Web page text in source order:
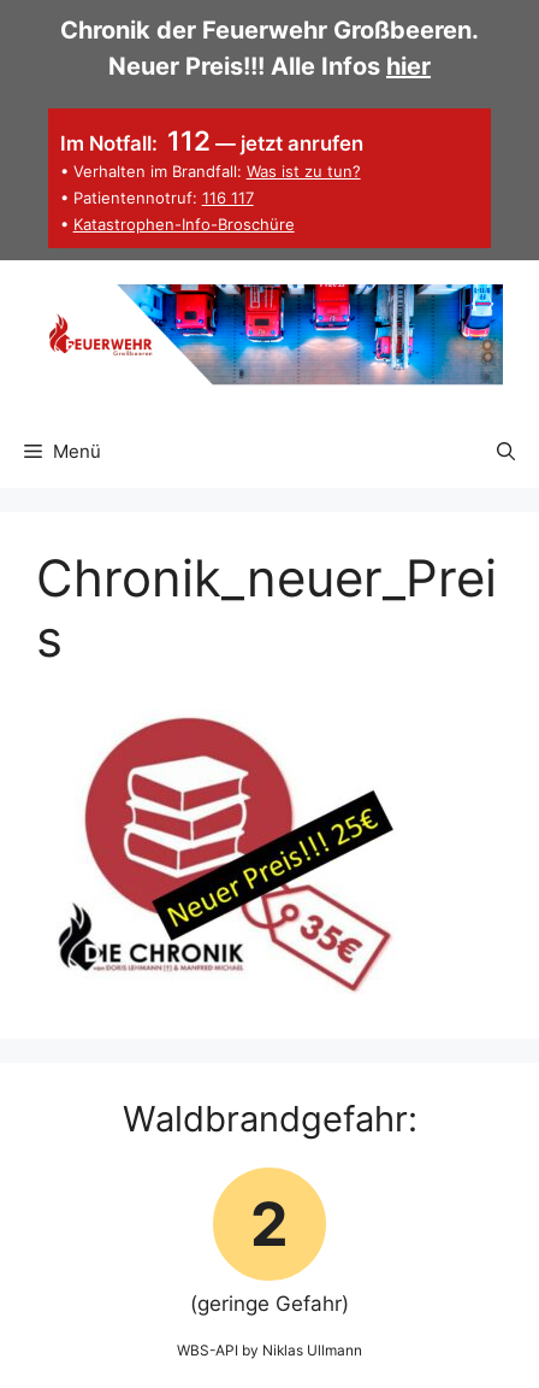
Chronik der Feuerwehr Großbeeren.
Neuer Preis!!! Alle Infos hier
Im Notfall: 112 — jetzt anrufen
• Verhalten im Brandfall: Was ist zu tun?
• Patientennotruf: 116 117
• Katastrophen-Info-Broschüre
Menü
Chronik_neuer_Prei
s
Waldbrandgefahr:
2
(geringe Gefahr)
WBS-API by Niklas Ullmann